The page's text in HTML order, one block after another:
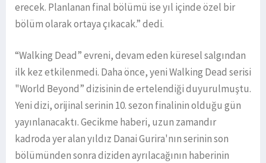
erecek. Planlanan final bölümü ise yıl içinde özel bir
bölüm olarak ortaya çıkacak.” dedi.
“Walking Dead” evreni, devam eden küresel salgından
ilk kez etkilenmedi. Daha önce, yeni Walking Dead serisi
"World Beyond” dizisinin de ertelendiği duyurulmuştu.
Yeni dizi, orijinal serinin 10. sezon finalinin olduğu gün
yayınlanacaktı. Gecikme haberi, uzun zamandır
kadroda yer alan yıldız Danai Gurira'nın serinin son
bölümünden sonra diziden ayrılacağının haberinin